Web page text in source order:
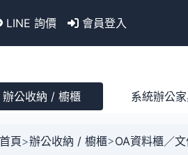
LINE 詢價 會員登入
辦公收納 / 櫥櫃 系統辦公
首頁>辦公收納 / 櫥櫃>OA資料櫃／